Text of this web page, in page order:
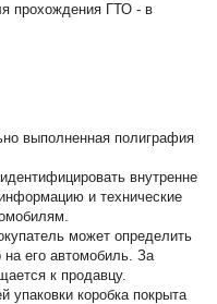
прохождения ГТО - в
выполненная полиграфия
внутренне
и технические
может определить
на его автомобиль. За
к продавцу.
упаковки коробка покрыта